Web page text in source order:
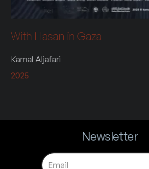
With Hasan in Gaza
Kamal Aljafari
2025
Newsletter
Email